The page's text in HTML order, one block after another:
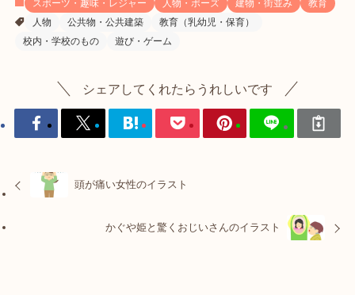
スポーツ・趣味・レジャー 人物・ポーズ 建物・街並み
教育
人物
公共物・公共建築
教育（乳幼児・保育）
校内・学校のもの
遊び・ゲーム
シェアしてくれたらうれしいです
頭が痛い女性のイラスト
かぐや姫と驚くおじいさんのイラスト